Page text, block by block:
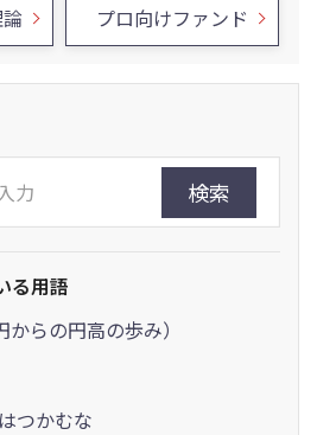
プロ向けファンド
検索
る用語
らの円高の歩み）
つかむな